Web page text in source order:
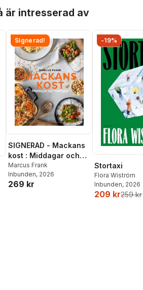
är intresserad av
röster:
Signerad!
SIGNERAD - Mackans
kost : Middagar och
matlådor
Marcus Frank
Inbunden, 2026
269 kr
-19%
Stortaxi
Flora Wiström
Inbunden, 2026
209 kr259 kr